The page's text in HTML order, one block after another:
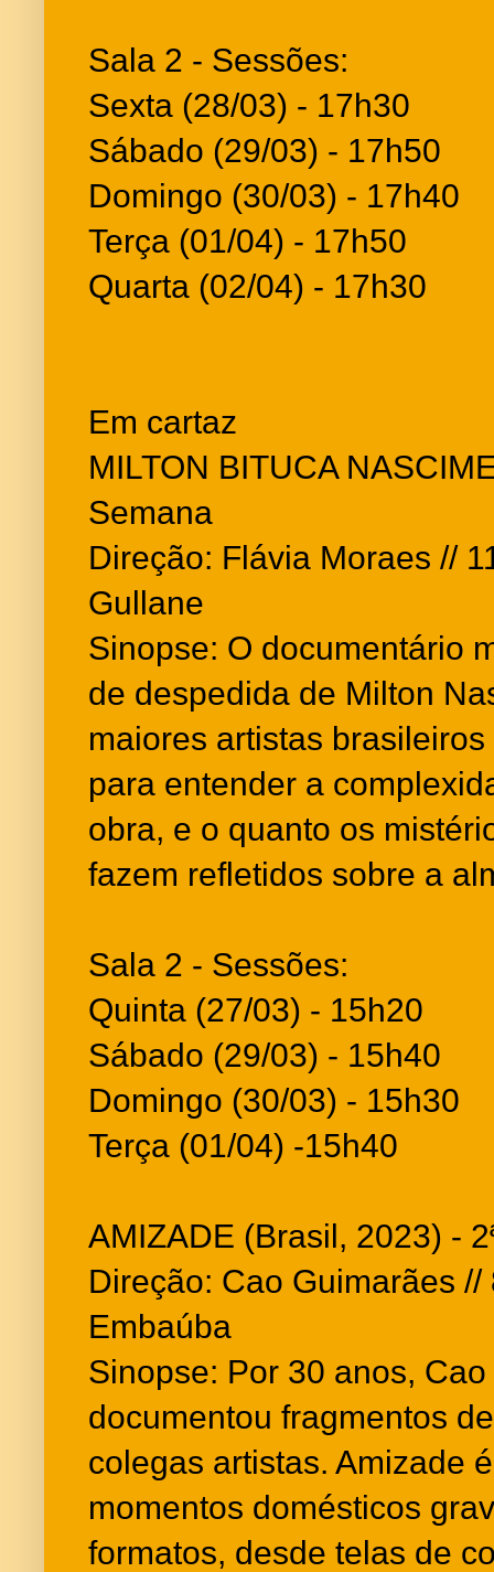
Sala 2 - Sessões:
Sexta (28/03) - 17h30
Sábado (29/03) - 17h50
Domingo (30/03) - 17h40
Terça (01/04) - 17h50
Quarta (02/04) - 17h30
Em cartaz
MILTON BITUCA
Semana
Direção: Flávia Moraes //
Gullane
Sinopse: O documentário
de despedida de Milton
maiores artistas
para entender a
obra, e o quanto os
fazem refletidos sobre a
Sala 2 - Sessões:
Quinta (27/03) - 15h20
Sábado (29/03) - 15h40
Domingo (30/03) - 15h30
Terça (01/04) -15h40
AMIZADE (Brasil, 2023) -
Direção: Cao Guimarães
Embaúba
Sinopse: Por 30 anos,
documentou fragmentos
colegas artistas. Amizade
momentos domésticos
formatos, desde telas de